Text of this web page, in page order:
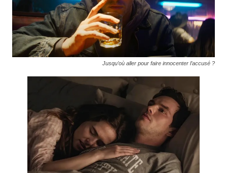
Jusqu’où aller pour faire innocenter l’accusé ?